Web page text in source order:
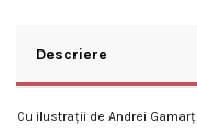
Descriere
Cu ilustrații de Andrei Gamarț